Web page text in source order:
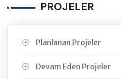
PROJELER
Planlanan Projeler
Devam Eden Projeler